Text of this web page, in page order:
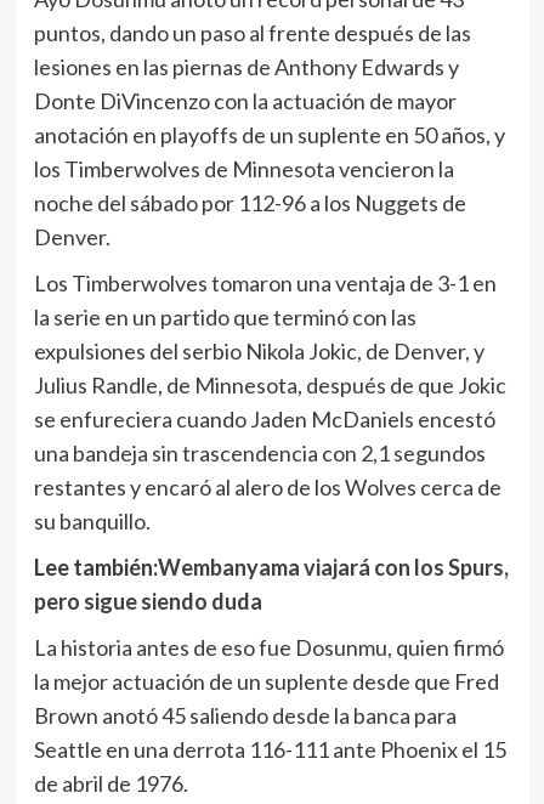
puntos, dando un paso al frente después de las
lesiones en las piernas de Anthony Edwards y
Donte DiVincenzo con la actuación de mayor
anotación en playoffs de un suplente en 50 años, y
los Timberwolves de Minnesota vencieron la
noche del sábado por 112-96 a los Nuggets de
Denver.
Los Timberwolves tomaron una ventaja de 3-1 en
la serie en un partido que terminó con las
expulsiones del serbio Nikola Jokic, de Denver, y
Julius Randle, de Minnesota, después de que Jokic
se enfureciera cuando Jaden McDaniels encestó
una bandeja sin trascendencia con 2,1 segundos
restantes y encaró al alero de los Wolves cerca de
su banquillo.
Lee también:Wembanyama viajará con los Spurs,
pero sigue siendo duda
La historia antes de eso fue Dosunmu, quien firmó
la mejor actuación de un suplente desde que Fred
Brown anotó 45 saliendo desde la banca para
Seattle en una derrota 116-111 ante Phoenix el 15
de abril de 1976.